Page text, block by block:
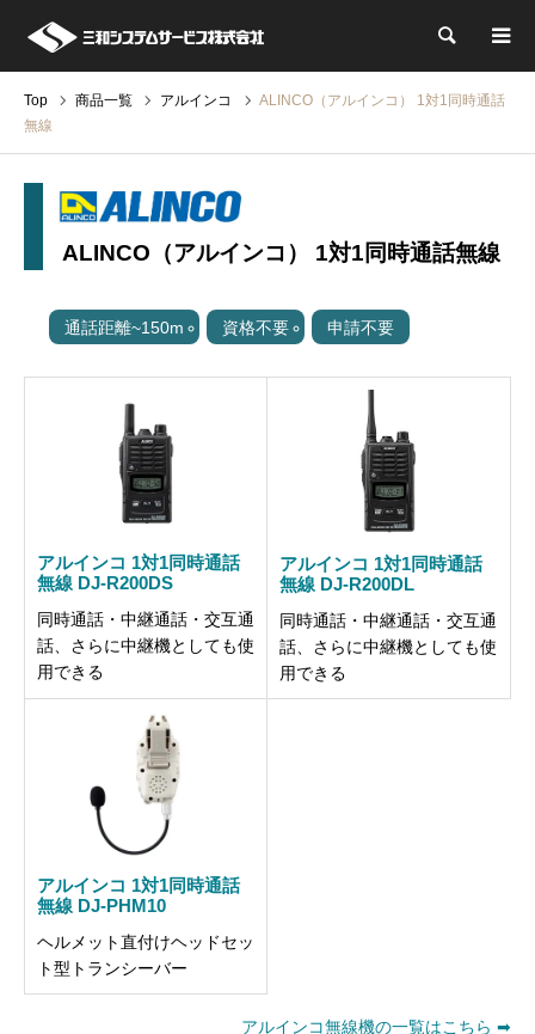
検索
Top 商品一覧 アルインコ
ALINCO（アルインコ） 1対1同時通話
無線
ALINCO（アルインコ） 1対1同時通話無線
通話距離~150m 資格不要 申請不要
アルインコ 1対1同時通話
無線 DJ-R200DS
同時通話・中継通話・交互通
話、さらに中継機としても使
用できる
アルインコ 1対1同時通話
無線 DJ-R200DL
同時通話・中継通話・交互通
話、さらに中継機としても使
用できる
アルインコ 1対1同時通話
無線 DJ-PHM10
ヘルメット直付けヘッドセッ
ト型トランシーバー
アルインコ無線機の一覧はこちら ➡